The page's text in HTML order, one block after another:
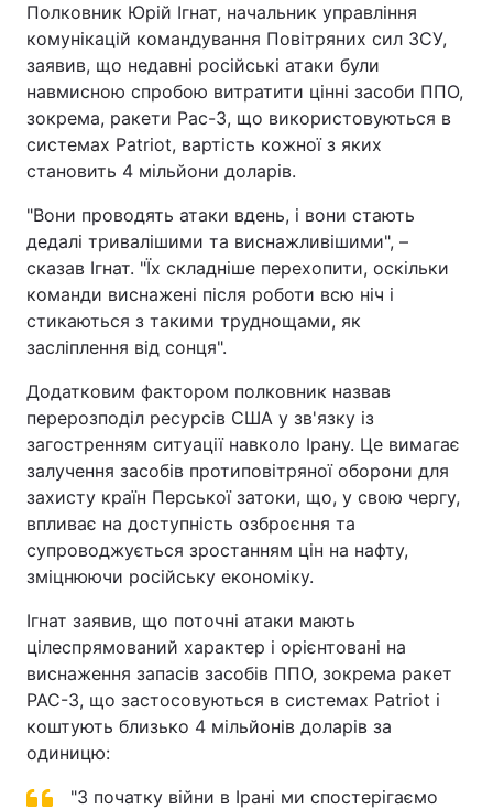
Полковник Юрій Ігнат, начальник управління
комунікацій командування Повітряних сил ЗСУ,
заявив, що недавні російські атаки були
навмисною спробою витратити цінні засоби ППО,
зокрема, ракети Pac-3, що використовуються в
системах Patriot, вартість кожної з яких
становить 4 мільйони доларів.
"Вони проводять атаки вдень, і вони стають
дедалі тривалішими та виснажливішими", –
сказав Ігнат. "Їх складніше перехопити, оскільки
команди виснажені після роботи всю ніч і
стикаються з такими труднощами, як
засліплення від сонця".
Додатковим фактором полковник назвав
перерозподіл ресурсів США у зв'язку із
загостренням ситуації навколо Ірану. Це вимагає
залучення засобів протиповітряної оборони для
захисту країн Перської затоки, що, у свою чергу,
впливає на доступність озброєння та
супроводжується зростанням цін на нафту,
зміцнюючи російську економіку.
Ігнат заявив, що поточні атаки мають
цілеспрямований характер і орієнтовані на
виснаження запасів засобів ППО, зокрема ракет
PAC-3, що застосовуються в системах Patriot і
коштують близько 4 мільйонів доларів за
одиницю:
"З початку війни в Ірані ми спостерігаємо